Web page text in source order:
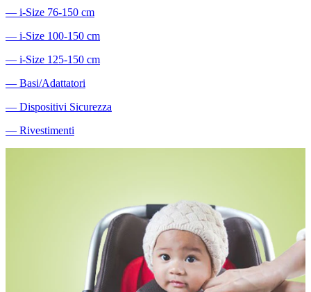
― i-Size 76-150 cm
― i-Size 100-150 cm
― i-Size 125-150 cm
― Basi/Adattatori
― Dispositivi Sicurezza
― Rivestimenti